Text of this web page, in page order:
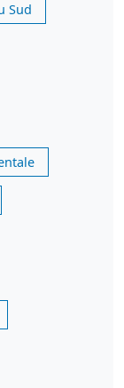
Sud